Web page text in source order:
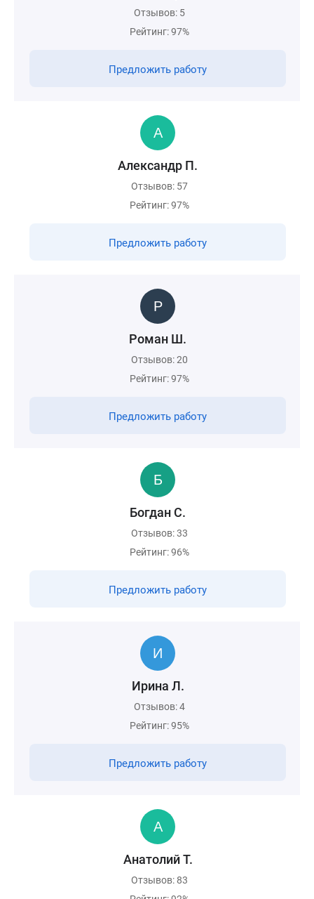
Отзывов: 5
Рейтинг: 97%
Предложить работу
Александр П.
Отзывов: 57
Рейтинг: 97%
Предложить работу
Роман Ш.
Отзывов: 20
Рейтинг: 97%
Предложить работу
Богдан С.
Отзывов: 33
Рейтинг: 96%
Предложить работу
Ирина Л.
Отзывов: 4
Рейтинг: 95%
Предложить работу
Анатолий Т.
Отзывов: 83